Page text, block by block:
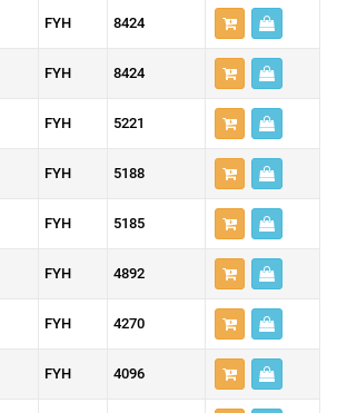
FYH 8424
FYH 8424
FYH 5221
FYH 5188
FYH 5185
FYH 4892
FYH 4270
FYH 4096